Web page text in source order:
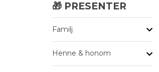
🎁 PRESENTER
Familj
Henne & honom